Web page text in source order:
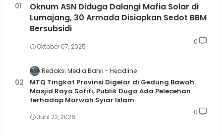
Oknum ASN Diduga Dalangi Mafia Solar di
Lumajang, 30 Armada Disiapkan Sedot BBM
Bersubsidi
Oktober 07, 2025
0
Redaksi Media Bahri Headline
MTQ Tingkat Provinsi Digelar di Gedung Bawah
Masjid Raya Sofifi, Publik Duga Ada Pelecehan
terhadap Marwah Syiar Islam
Juni 22, 2026
0